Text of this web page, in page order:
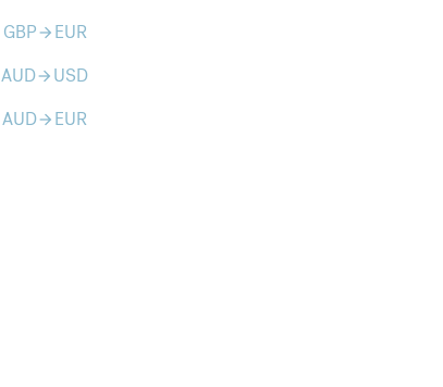
GBParrow_forward EUR
AUDarrow_forward USD
AUDarrow_forward EUR